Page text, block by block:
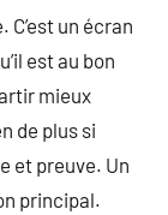
C’est un écran
est au bon
mieux
de plus si
et preuve. Un
principal.